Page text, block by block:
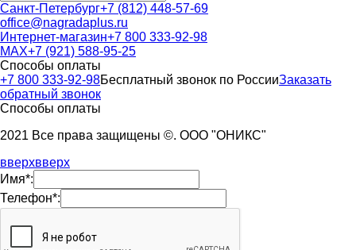
Санкт-Петербург+7 (812) 448-57-69
office@nagradaplus.ru
Интернет-магазин+7 800 333-92-98
MAX+7 (921) 588-95-25
Способы оплаты
+7 800 333-92-98Бесплатный звонок по РоссииЗаказать
обратный звонок
Способы оплаты
2021 Все права защищены ©. ООО "ОНИКС"
вверхвверх
Имя*:
Телефон*: